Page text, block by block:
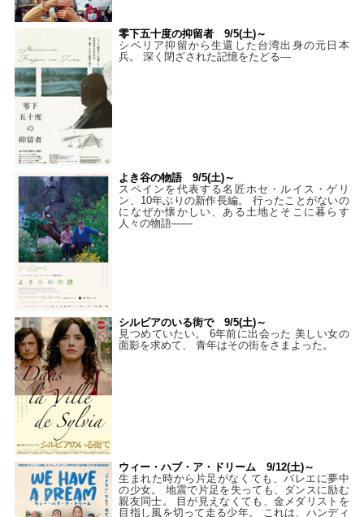
零下五十度の抑留者 9/5(土)～
シベリア抑留から生還した台湾出身の元日本
兵。 深く閉ざされた記憶をたどる—
よき谷の物語 9/5(土)～
スペインを代表する名匠ホセ・ルイス・ゲリ
ン、10年ぶりの新作長編。 行ったことがないの
になぜか懐かしい、ある土地とそこに暮らす
人々の物語――
シルビアのいる街で 9/5(土)～
見つめていたい。 6年前に出会った 美しい女の
面影を求めて、 青年はその街をさまよった。
ウィー・ハブ・ア・ドリーム 9/12(土)～
生まれた時から片足がなくても、バレエに夢中
の少女。 地震で片足を失っても、ダンスに励む
親友同士。 目が見えなくても、金メダリストを
目指し風を切って走る少年。 これは、ハンディ